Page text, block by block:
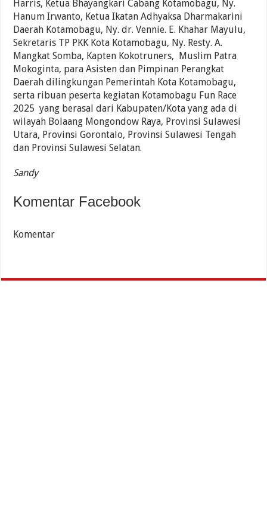
Harris, Ketua Bhayangkari Cabang Kotamobagu, Ny.
Hanum Irwanto, Ketua Ikatan Adhyaksa Dharmakarini
Daerah Kotamobagu, Ny. dr. Vennie. E. Khahar Mayulu,
Sekretaris TP PKK Kota Kotamobagu, Ny. Resty. A.
Mangkat Somba, Kapten Kokotruners, Muslim Patra
Mokoginta, para Asisten dan Pimpinan Perangkat
Daerah dilingkungan Pemerintah Kota Kotamobagu,
serta ribuan peserta kegiatan Kotamobagu Fun Race
2025 yang berasal dari Kabupaten/Kota yang ada di
wilayah Bolaang Mongondow Raya, Provinsi Sulawesi
Utara, Provinsi Gorontalo, Provinsi Sulawesi Tengah
dan Provinsi Sulawesi Selatan.
Sandy
Komentar Facebook
Komentar